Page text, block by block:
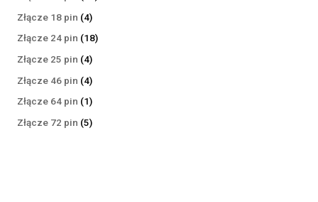
Złącze 18 pin 44
produkty
Złącze 24 pin 1818
Złącze 25 pin 44
produkty
Złącze 46 pin 44
produkty
Złącze 64 pin 11
produkt
Złącze 72 pin 55